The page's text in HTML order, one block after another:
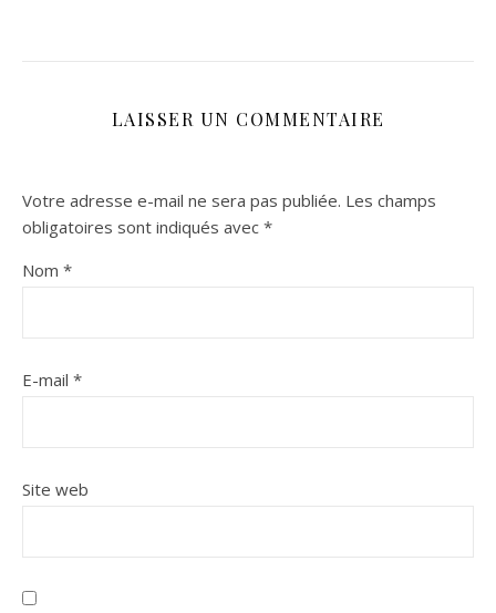
LAISSER UN COMMENTAIRE
Votre adresse e-mail ne sera pas publiée. Les champs
obligatoires sont indiqués avec *
Nom *
E-mail *
Site web